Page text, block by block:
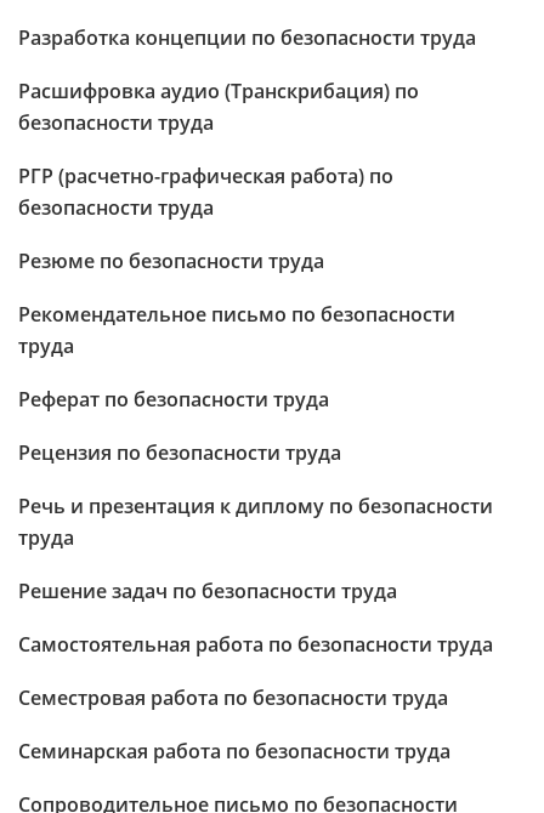
Разработка концепции по безопасности труда
Расшифровка аудио (Транскрибация) по
безопасности труда
РГР (расчетно-графическая работа) по
безопасности труда
Резюме по безопасности труда
Рекомендательное письмо по безопасности
труда
Реферат по безопасности труда
Рецензия по безопасности труда
Речь и презентация к диплому по безопасности
труда
Решение задач по безопасности труда
Самостоятельная работа по безопасности труда
Семестровая работа по безопасности труда
Семинарская работа по безопасности труда
Сопроводительное письмо по безопасности